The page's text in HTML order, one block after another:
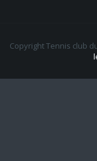
Copyright Tennis club